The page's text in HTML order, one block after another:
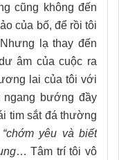
cũng không đến
của bố, để rồi tôi
lạ thay đến
âm của cuộc ra
lai của tôi với
ngang bướng đầy
tim sắt đá thường
yêu và biết
… Tâm trí tôi vô